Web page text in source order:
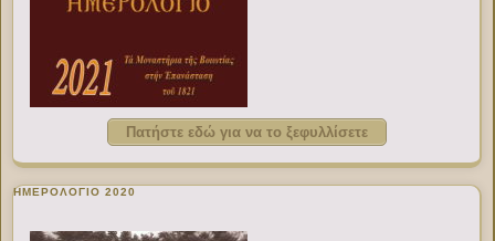
Πατήστε εδώ για να το ξεφυλλίσετε
ΗΜΕΡΟΛΟΓΙΟ 2020